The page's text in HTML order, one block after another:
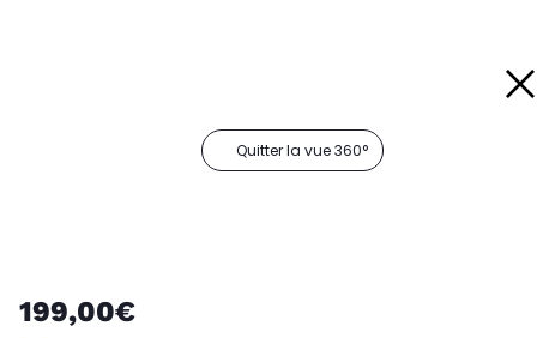
Quitter la vue 360°
199,00€